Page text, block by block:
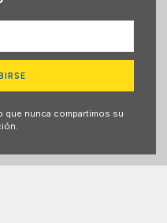
que nunca compartimos su